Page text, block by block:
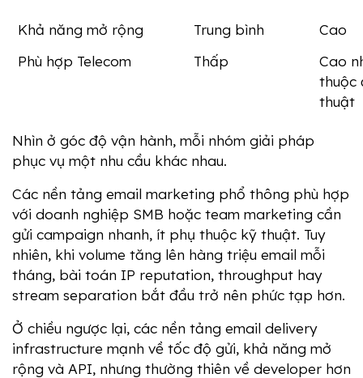
Khả năng mở rộng Trung bình
Cao
Phù hợp Telecom
Thấp
Cao
thuộc
thuật
Nhìn ở góc độ vận hành, mỗi nhóm giải pháp
phục vụ một nhu cầu khác nhau.
Các nền tảng email marketing phổ thông phù hợp
với doanh nghiệp SMB hoặc team marketing cần
gửi campaign nhanh, ít phụ thuộc kỹ thuật. Tuy
nhiên, khi volume tăng lên hàng triệu email mỗi
tháng, bài toán IP reputation, throughput hay
stream separation bắt đầu trở nên phức tạp hơn.
Ở chiều ngược lại, các nền tảng email delivery
infrastructure mạnh về tốc độ gửi, khả năng mở
rộng và API, nhưng thường thiên về developer hơn